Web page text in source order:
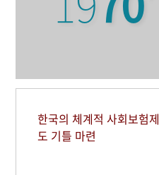
한국의 체계적 사회보험제
도 기틀 마련